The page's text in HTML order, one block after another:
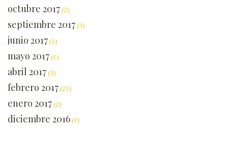
octubre 2017 (2)
septiembre 2017 (3)
junio 2017 (1)
mayo 2017 (1)
abril 2017 (3)
febrero 2017 (21)
enero 2017 (2)
diciembre 2016 (1)